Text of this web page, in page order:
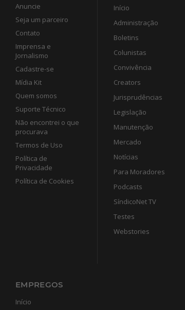
Anuncie
Seja um parceiro
Contato
Imprensa e
Jornalismo
Cadastre-se
Mídia Kit
Quem somos
Suporte Técnico
Não encontrei o que
procurava
Termos de Uso
Política de
Privacidade
Política de Cookies
Início
Administração
Boletins
Colunistas
Convivência
Creators
Jurisprudências
Legislação
Manutenção
Mercado
Notícias
Para Moradores
Podcasts
SíndicoNet TV
Testes
Webstories
EMPREGOS
Início